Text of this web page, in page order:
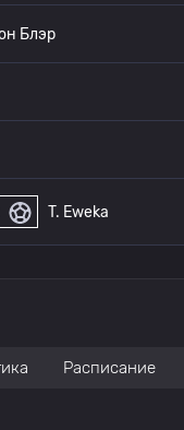
Блэр
T. Eweka
Расписание